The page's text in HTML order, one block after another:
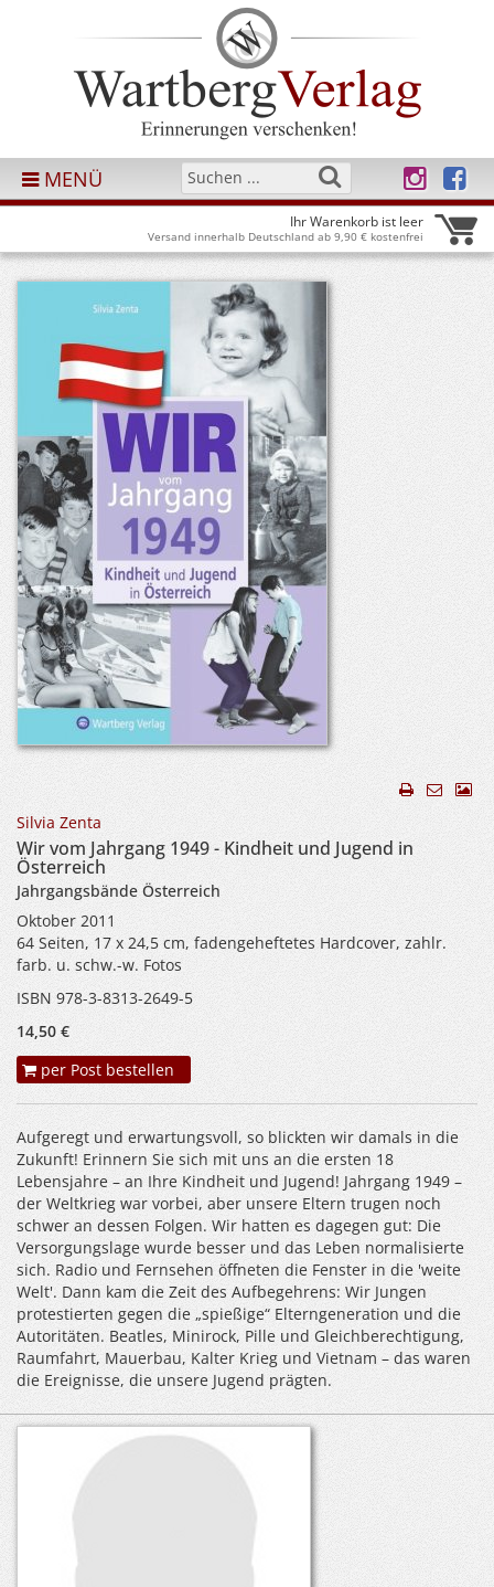
MENÜ
Ihr Warenkorb ist leer
Versand innerhalb Deutschland ab 9,90 € kostenfrei
Silvia Zenta
Wir vom Jahrgang 1949 - Kindheit und Jugend in
Österreich
Jahrgangsbände Österreich
Oktober 2011
64 Seiten, 17 x 24,5 cm, fadengeheftetes Hardcover, zahlr.
farb. u. schw.-w. Fotos
ISBN 978-3-8313-2649-5
14,50 €
per Post bestellen
Aufgeregt und erwartungsvoll, so blickten wir damals in die
Zukunft! Erinnern Sie sich mit uns an die ersten 18
Lebensjahre – an Ihre Kindheit und Jugend! Jahrgang 1949 –
der Weltkrieg war vorbei, aber unsere Eltern trugen noch
schwer an dessen Folgen. Wir hatten es dagegen gut: Die
Versorgungslage wurde besser und das Leben normalisierte
sich. Radio und Fernsehen öffneten die Fenster in die 'weite
Welt'. Dann kam die Zeit des Aufbegehrens: Wir Jungen
protestierten gegen die „spießige“ Elterngeneration und die
Autoritäten. Beatles, Minirock, Pille und Gleichberechtigung,
Raumfahrt, Mauerbau, Kalter Krieg und Vietnam – das waren
die Ereignisse, die unsere Jugend prägten.